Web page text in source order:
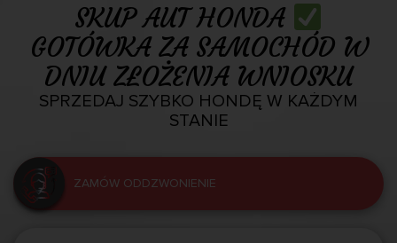
SKUP AUT HONDA
GOTÓWKA ZA SAMOCHÓD W
DNIU ZŁOŻENIA WNIOSKU
SPRZEDAJ SZYBKO HONDĘ W KAŻDYM
STANIE
ZAMÓW ODDZWONIENIE